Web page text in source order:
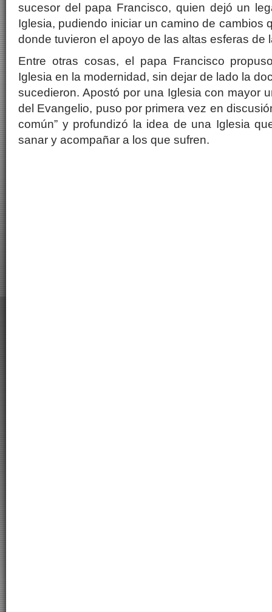
sucesor del papa Francisco, quien dejó un
Iglesia, pudiendo iniciar un camino de cambios
donde tuvieron el apoyo de las altas esferas de
Entre otras cosas, el papa Francisco
Iglesia en la modernidad, sin dejar de lado la
sucedieron. Apostó por una Iglesia con mayor
del Evangelio, puso por primera vez en
común” y profundizó la idea de una Iglesia
sanar y acompañar a los que sufren.